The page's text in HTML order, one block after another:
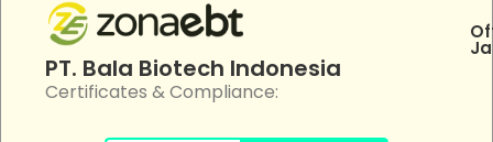
PT. Bala Biotech Indonesia
Certificates & Compliance: